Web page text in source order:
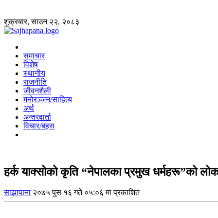
शुक्रबार, साउन २२, २०८३
समाचार
विशेष
स्थानीय
राजनीति
जीवनशैली
मनोरञ्जन/साहित्य
अर्थ
अन्तरवार्ता
विचार/बहस
हर्क याक्सोको कृति “नेपालका प्रमुख धर्महरू”को
साझापाना २०७५ पुस १६ गते ०५:०६ मा प्रकाशित